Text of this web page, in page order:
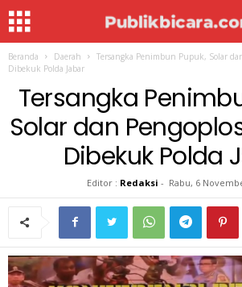
Beranda Daerah
Tersangka Penimbun Pupuk, Solar
Dibekuk Polda Jabar
Tersangka
Solar dan
Dibekuk Polda
Editor : Redaksi - Rabu, 6